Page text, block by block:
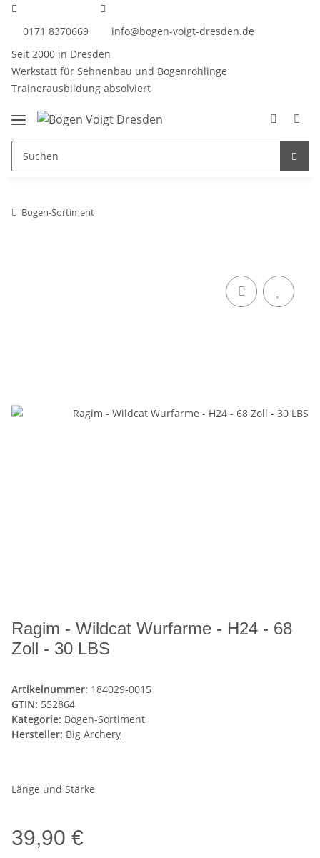
0171 8370669
info@bogen-voigt-dresden.de
Seit 2000 in Dresden
Werkstatt für Sehnenbau und Bogenrohlinge
Trainerausbildung absolviert
Bogen-Sortiment
Ragim - Wildcat Wurfarme - H24 - 68
Zoll - 30 LBS
Artikelnummer: 184029-0015
GTIN: 552864
Kategorie: Bogen-Sortiment
Hersteller: Big Archery
Länge und Stärke
39,90 €